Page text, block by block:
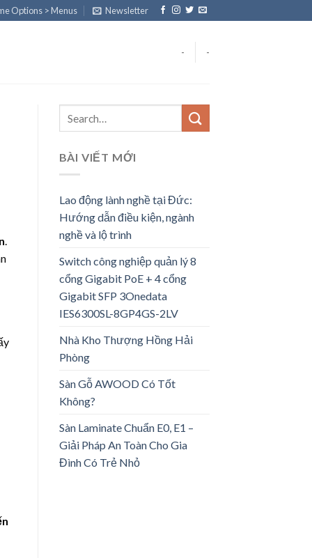
Options > Menus Newsletter
- -
BÀI VIẾT MỚI
Lao động lành nghề tại Đức:
Hướng dẫn điều kiện, ngành
nghề và lộ trình
Switch công nghiệp quản lý 8
cổng Gigabit PoE + 4 cổng
Gigabit SFP 3Onedata
IES6300SL-8GP4GS-2LV
Nhà Kho Thượng Hồng Hải
Phòng
Sàn Gỗ AWOOD Có Tốt
Không?
Sàn Laminate Chuẩn E0, E1 –
Giải Pháp An Toàn Cho Gia
Đình Có Trẻ Nhỏ